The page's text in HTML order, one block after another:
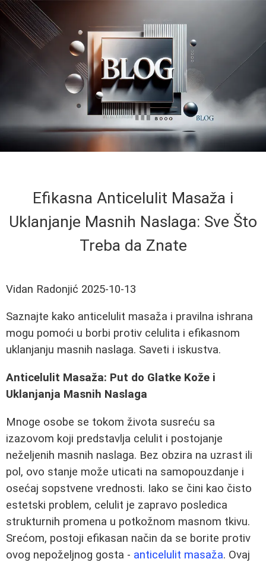
Efikasna Anticelulit Masaža i
Uklanjanje Masnih Naslaga: Sve Što
Treba da Znate
Vidan Radonjić 2025-10-13
Saznajte kako anticelulit masaža i pravilna ishrana
mogu pomoći u borbi protiv celulita i efikasnom
uklanjanju masnih naslaga. Saveti i iskustva.
Anticelulit Masaža: Put do Glatke Kože i
Uklanjanja Masnih Naslaga
Mnoge osobe se tokom života susreću sa
izazovom koji predstavlja celulit i postojanje
neželjenih masnih naslaga. Bez obzira na uzrast ili
pol, ovo stanje može uticati na samopouzdanje i
osećaj sopstvene vrednosti. Iako se čini kao čisto
estetski problem, celulit je zapravo posledica
strukturnih promena u potkožnom masnom tkivu.
Srećom, postoji efikasan način da se borite protiv
ovog nepoželjnog gosta - anticelulit masaža. Ovaj